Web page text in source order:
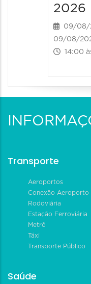
2026
09/08/
09/08/
14:00
Transporte
Aeroportos
Conexão Aeroporto
Rodoviária
Estação Ferroviária
Metrô
Táxi
Transporte Público
Saúde